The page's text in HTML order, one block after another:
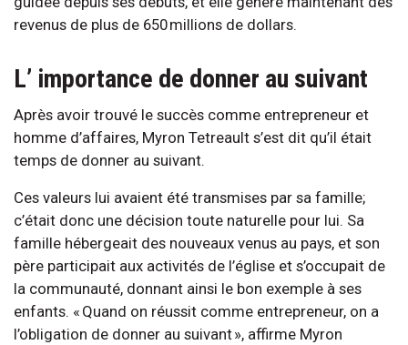
revenus de plus de 650 millions de dollars.
L’ importance de donner au suivant
Après avoir trouvé le succès comme entrepreneur et
homme d’affaires, Myron Tetreault s’est dit qu’il était
temps de donner au suivant.
Ces valeurs lui avaient été transmises par sa famille;
c’était donc une décision toute naturelle pour lui. Sa
famille hébergeait des nouveaux venus au pays, et son
père participait aux activités de l’église et s’occupait de
la communauté, donnant ainsi le bon exemple à ses
enfants. « Quand on réussit comme entrepreneur, on a
l’obligation de donner au suivant », affirme Myron